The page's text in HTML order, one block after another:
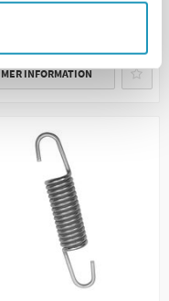
MER INFORMATION